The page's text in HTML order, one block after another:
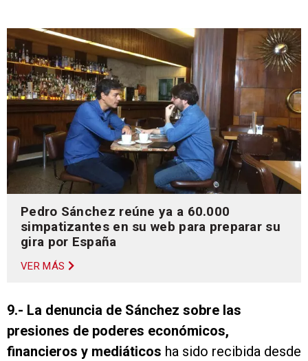
Pedro Sánchez reúne ya a 60.000
simpatizantes en su web para preparar su
gira por España
VER MÁS
9.- La denuncia de Sánchez sobre las
presiones de poderes económicos,
financieros y mediáticos ha sido recibida desde